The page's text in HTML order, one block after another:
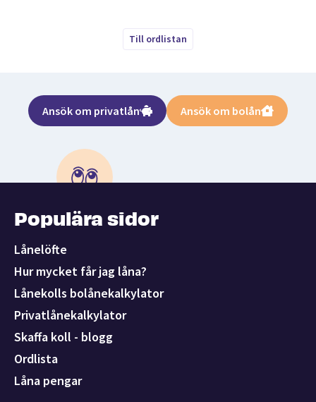
Till ordlistan
Ansök om privatlån Ansök om bolån
Populära sidor
Lånelöfte
Hur mycket får jag låna?
Lånekolls bolånekalkylator
Privatlånekalkylator
Skaffa koll - blogg
Ordlista
Låna pengar